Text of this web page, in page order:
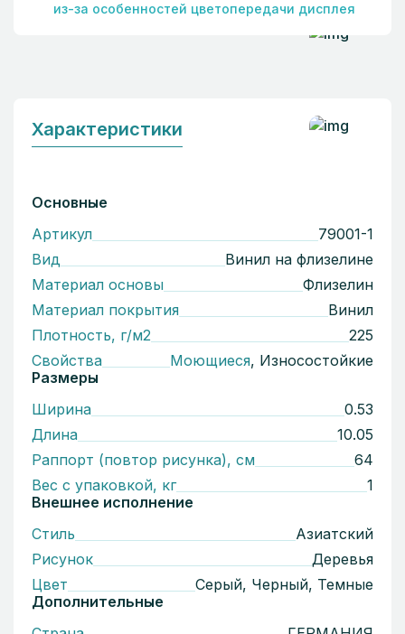
из-за особенностей цветопередачи дисплея
Характеристики
Основные
Артикул
79001-1
Вид
Винил на флизелине
Материал основы
Флизелин
Материал покрытия
Винил
Плотность, г/м2
225
Свойства
Моющиеся, Износостойкие
Размеры
Ширина
0.53
Длина
10.05
Раппорт (повтор рисунка), см
64
Вес с упаковкой, кг
1
Внешнее исполнение
Стиль
Азиатский
Рисунок
Деревья
Цвет
Серый, Черный, Темные
Дополнительные